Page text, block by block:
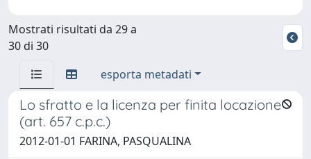
Mostrati risultati da 29 a
30 di 30
esporta metadati
Lo sfratto e la licenza per finita locazione
(art. 657 c.p.c.)
2012-01-01 FARINA, PASQUALINA